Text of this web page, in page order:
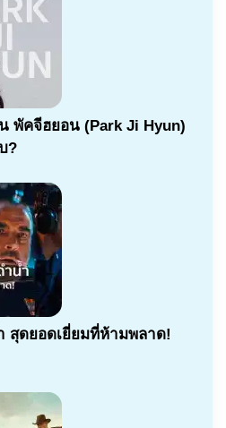
พัคจีฮยอน (Park Ji Hyun)
?
สุดยอดเยี่ยมที่ห้ามพลาด!